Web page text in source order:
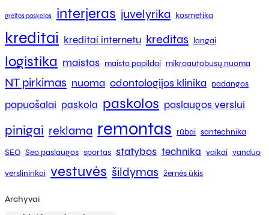
greitos paskolos interjeras juvelyrika kosmetika
kreditai kreditai internetu kreditas langai
logistika maistas maisto papildai mikroautobusų nuoma
NT pirkimas nuoma odontologijos klinika padangos
papuošalai paskola paskolos paslaugos verslui
pinigai reklama remontas rūbai santechnika
SEO Seo paslaugos sportas statybos technika vaikai vanduo
verslininkai vestuvės šildymas žemės ūkis
Archyvai